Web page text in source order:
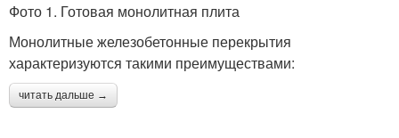
Фото 1. Готовая монолитная плита
Монолитные железобетонные перекрытия
характеризуются такими преимуществами:
читать дальше →